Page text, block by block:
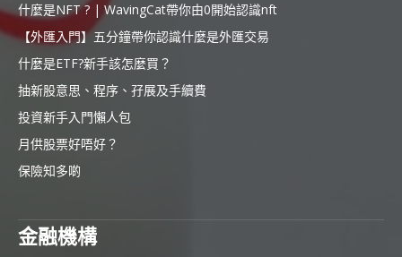
什麼是NFT ? | WavingCat帶你由0開始認識nft
【外匯入門】五分鐘帶你認識什麼是外匯交易
什麼是ETF?新手該怎麼買？
抽新股意思、程序、孖展及手續費
投資新手入門懶人包
月供股票好唔好？
保險知多啲
金融機構